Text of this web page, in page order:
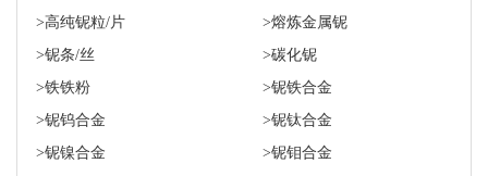
>高纯铌粒/片
>熔炼金属铌
>铌条/丝
>碳化铌
>铁铁粉
>铌铁合金
>铌钨合金
>铌钛合金
>铌镍合金
>铌钼合金